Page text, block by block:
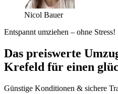
Nicol Bauer
Entspannt umziehen – ohne Stress!
Das preiswerte
Krefeld für einen
Günstige Konditionen & sichere